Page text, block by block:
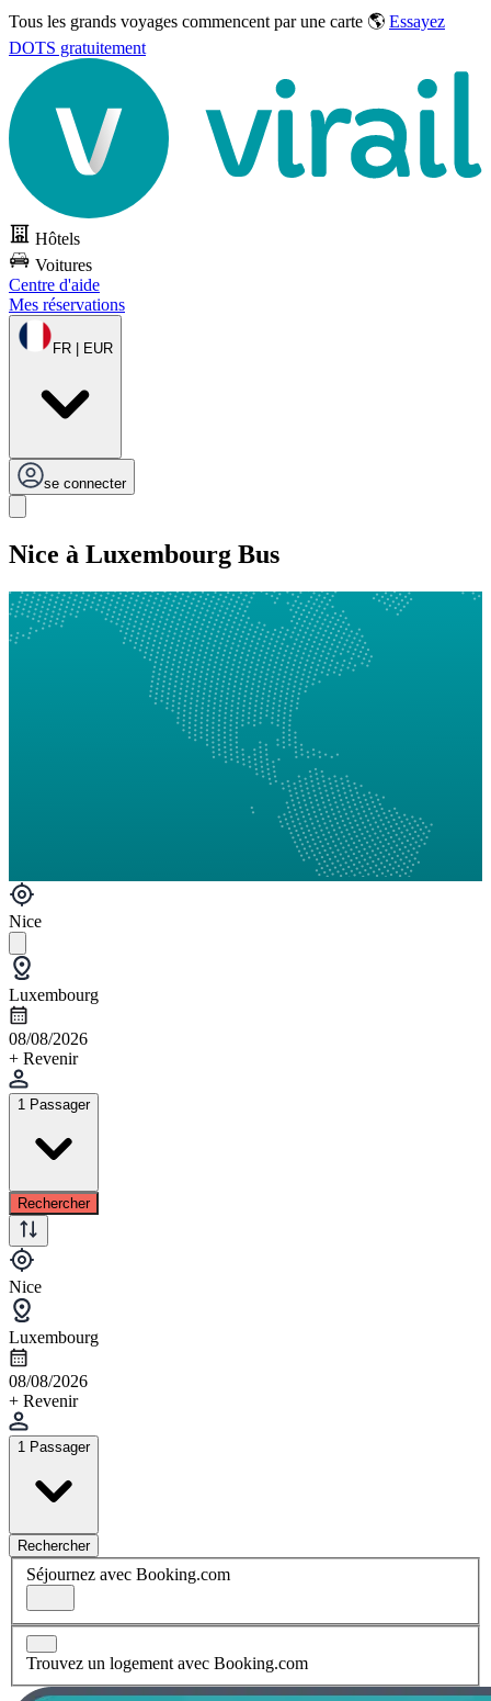
Tous les grands voyages commencent par une carte 🌎 Essayez
DOTS gratuitement
Hôtels
Voitures
Centre d'aide
Mes réservations
FR | EUR
se connecter
Nice à Luxembourg Bus
Nice
Luxembourg
08/08/2026
+ Revenir
1 Passager
Rechercher
Nice
Luxembourg
08/08/2026
+ Revenir
1 Passager
Rechercher
Séjournez avec Booking.com
Trouvez un logement avec Booking.com